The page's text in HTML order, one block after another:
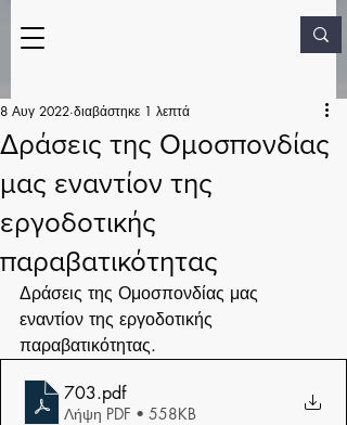
Δράσεις της Ομοσπονδίας
μας εναντίον της
εργοδοτικής
παραβατικότητας
8 Αυγ 2022 διαβάστηκε 1 λεπτά
Δράσεις της Ομοσπονδίας μας
εναντίον της εργοδοτικής
παραβατικότητας.
703.pdf
Λήψη PDF • 558KB